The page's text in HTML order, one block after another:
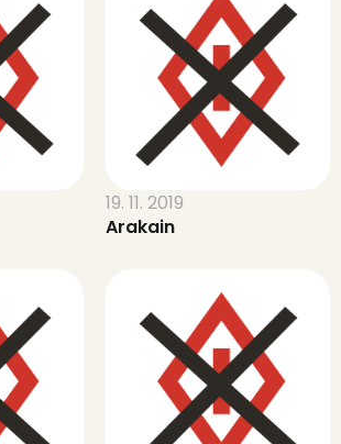
19. 11. 2019
Arakain